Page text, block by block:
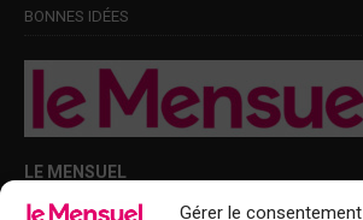
Gérer le consentement
BONNES IDÉES
LE MENSUEL